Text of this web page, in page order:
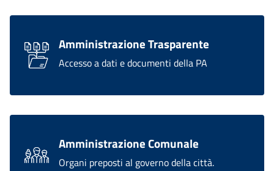
Amministrazione Trasparente
Accesso a dati e documenti della PA
Amministrazione Comunale
Organi preposti al governo della città.